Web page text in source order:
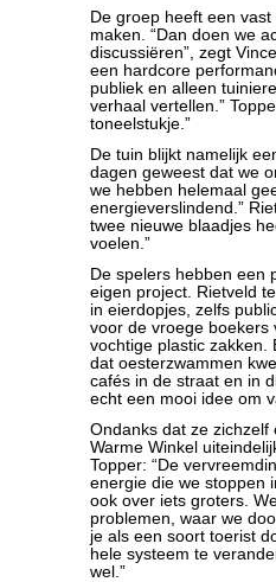
De groep heeft een
maken. “Dan doen we
discussiëren”, zegt
een hardcore
publiek en alleen
verhaal vertellen.”
toneelstukje.”
De tuin blijkt namelijk
dagen geweest dat we
we hebben helemaal
energieverslindend.”
twee nieuwe blaadjes
voelen.”
De spelers hebben een
eigen project. Rietveld
in eierdopjes, zelfs
voor de vroege boekers
vochtige plastic zakken.
dat oesterzwammen
cafés in de straat en in
echt een mooi idee om
Ondanks dat ze
Warme Winkel
Topper: “De
energie die we stoppen
ook over iets groters.
problemen, waar we
je als een soort toerist
hele systeem te
wel.”